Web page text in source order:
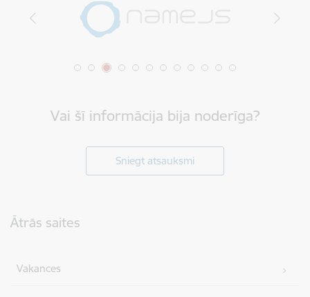
Vai šī informācija bija noderīga?
Sniegt atsauksmi
Ātrās saites
Vakances